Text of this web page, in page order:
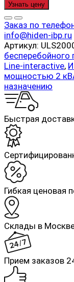
Узнать цену
Заказ по
info@hiden-ibp.ru
Артикул:
бесперебойного
Line-interactive,
мощностью 2
назначению
Быстрая
Гибкая ценовая
Склады в
Прием заказов